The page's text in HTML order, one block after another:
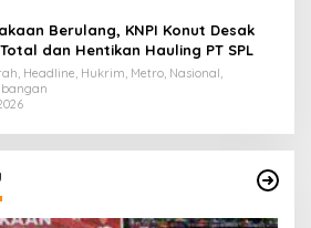
Berulang, KNPI Konut Desak
dan Hentikan Hauling PT SPL
Headline, Hukrim, Metro, Nasional,